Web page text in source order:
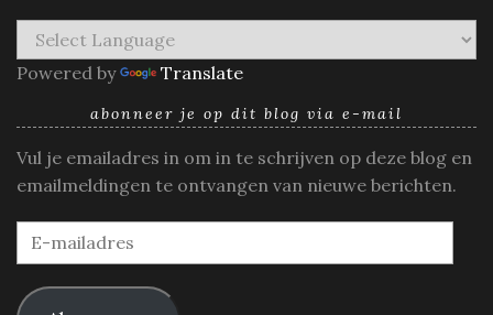
Powered by Translate
abonneer je op dit blog via e-mail
Vul je emailadres in om in te schrijven op deze blog en
emailmeldingen te ontvangen van nieuwe berichten.
E-
mailadres